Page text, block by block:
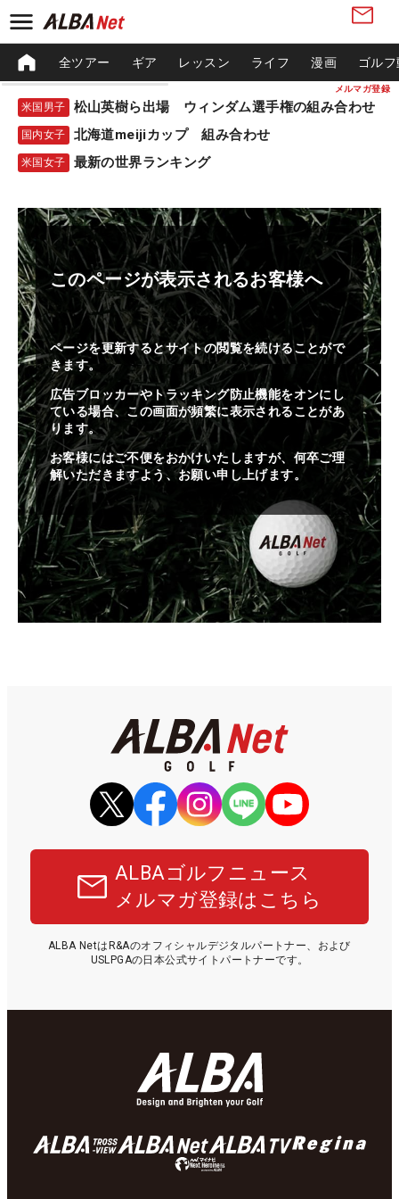
メルマガ登録
全ツアー ギア レッスン ライフ 漫画 ゴル
米国男子 松山英樹ら出場 ウィンダム選手権の組み合わせ
国内女子 北海道meijiカップ 組み合わせ
米国女子 最新の世界ランキング
このページが表示されるお客様へ
ページを更新するとサイトの閲覧を続けることがで
きます。
広告ブロッカーやトラッキング防止機能をオンにし
ている場合、この画面が頻繁に表示されることがあ
ります。
お客様にはご不便をおかけいたしますが、何卒ご理
解いただきますよう、お願い申し上げます。
ALBAゴルフニュース
メルマガ登録はこちら
ALBA NetはR&Aのオフィシャルデジタルパートナー、および
USLPGAの日本公式サイトパートナーです。